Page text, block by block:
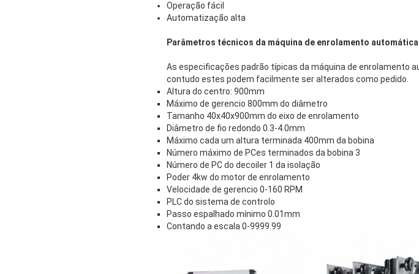
Operação fácil
Automatização alta
Parâmetros técnicos da máquina de enrolamento automática
As especificações padrão típicas da máquina de enrolamento
contudo estes podem facilmente ser alterados como pedido.
Altura do centro: 900mm
Máximo de gerencio 800mm do diâmetro
Tamanho 40x40x900mm do eixo de enrolamento
Diâmetro de fio redondo 0.3-4.0mm
Máximo cada um altura terminada 400mm da bobina
Número máximo de PCes terminados da bobina 3
Número de PC do decoiler 1 da isolação
Poder 4kw do motor de enrolamento
Velocidade de gerencio 0-160 RPM
PLC do sistema de controlo
Passo espalhado mínimo 0.01mm
Contando a escala 0-9999.99